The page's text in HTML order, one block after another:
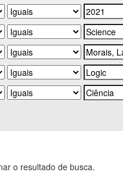
o resultado de busca.